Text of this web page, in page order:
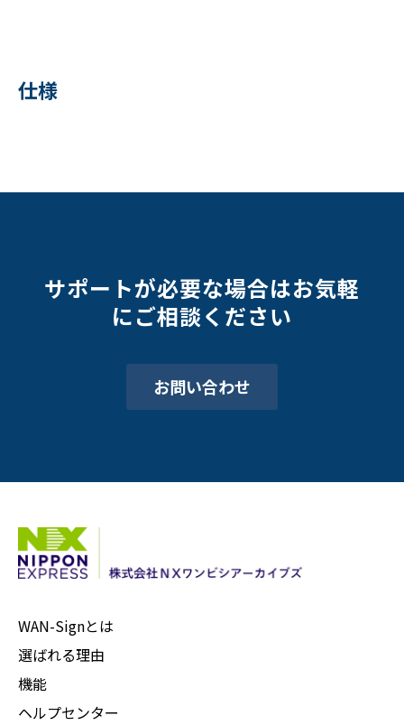
仕様
サポートが必要な場合はお気軽
にご相談ください
お問い合わせ
WAN-Signとは
選ばれる理由
機能
ヘルプセンター